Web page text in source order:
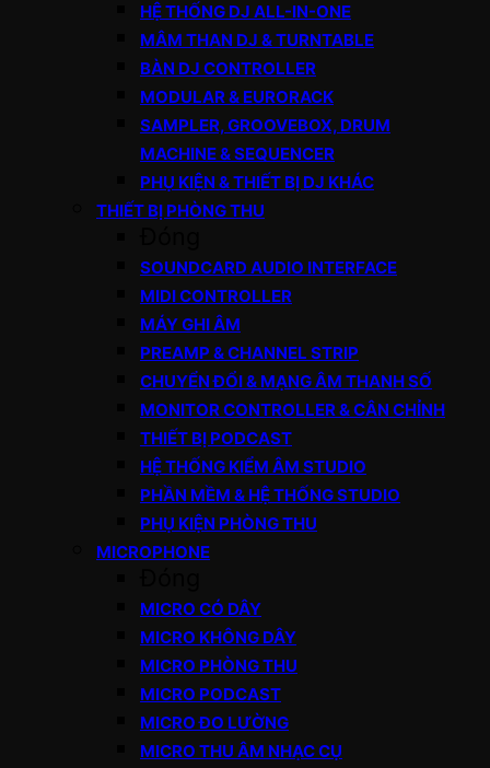
HỆ THỐNG DJ ALL-IN-ONE
MÂM THAN DJ & TURNTABLE
BÀN DJ CONTROLLER
MODULAR & EURORACK
SAMPLER, GROOVEBOX, DRUM
MACHINE & SEQUENCER
PHỤ KIỆN & THIẾT BỊ DJ KHÁC
THIẾT BỊ PHÒNG THU
SOUNDCARD AUDIO INTERFACE
MIDI CONTROLLER
MÁY GHI ÂM
PREAMP & CHANNEL STRIP
CHUYỂN ĐỔI & MẠNG ÂM THANH SỐ
MONITOR CONTROLLER & CÂN CHỈNH
THIẾT BỊ PODCAST
HỆ THỐNG KIỂM ÂM STUDIO
PHẦN MỀM & HỆ THỐNG STUDIO
PHỤ KIỆN PHÒNG THU
MICROPHONE
MICRO CÓ DÂY
MICRO KHÔNG DÂY
MICRO PHÒNG THU
MICRO PODCAST
MICRO ĐO LƯỜNG
MICRO THU ÂM NHẠC CỤ